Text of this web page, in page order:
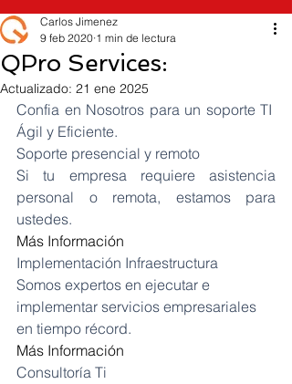
QPro Services:
Carlos Jimenez
9 feb 2020 1 min de lectura
Actualizado: 21 ene 2025
Confia en Nosotros para un soporte TI
Ágil y Eficiente.
Soporte presencial y remoto
Si tu empresa requiere asistencia
personal o remota, estamos para
ustedes.
Más Información
Implementación Infraestructura
Somos expertos en ejecutar e
implementar servicios empresariales
en tiempo récord.
Más Información
Consultoría Ti